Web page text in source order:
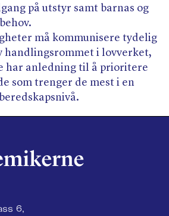
på utstyr samt barnas og
må kommunisere tydelig
handlingsrommet i lovverket,
har anledning til å prioritere
som trenger de mest i en
6,